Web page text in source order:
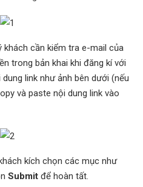
cần kiểm tra e-mail của
trong bản khai khi đăng kí với
link như ảnh bên dưới (nếu
và paste nội dung link vào
kích chọn các mục như
Submit để hoàn tất.